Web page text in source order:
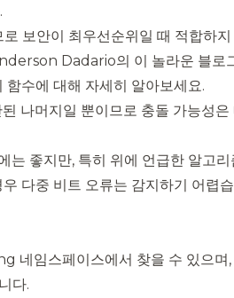
보안이 최우선순위일 때 적합하지
Dadario의 이 놀라운 블로
수에 대해 자세히 알아보세요.
나머지일 뿐이므로 충돌 가능성은
는 좋지만, 특히 위에 언급한 알고
다중 비트 오류는 감지하기 어렵
네임스페이스에서 찾을 수 있으며,
다.